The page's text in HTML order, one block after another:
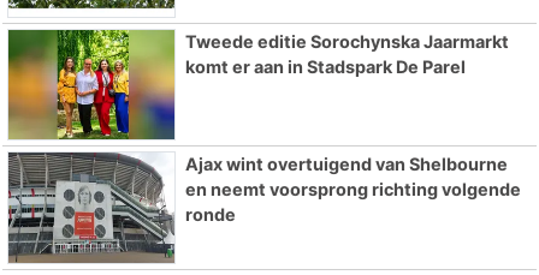
Tweede editie Sorochynska Jaarmarkt
komt er aan in Stadspark De Parel
Ajax wint overtuigend van Shelbourne
en neemt voorsprong richting volgende
ronde